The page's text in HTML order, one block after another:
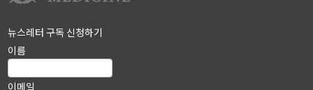
뉴스레터 구독 신청하기
이름
이메일